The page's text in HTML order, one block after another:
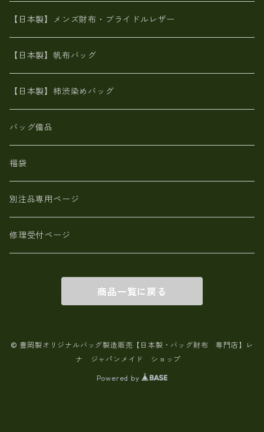
メタリック
MAISON de HIROAN 【日本製】メンズ 財布
栃木レザー 【日本製】メンズ 財布
革小物・財布【日本製】メンズ レディース
【日本製】メンズ 財布 アザラシ革(シールスキン)
【日本製】メンズ財布・ブライドルレザー
【日本製】帆布バッグ
【日本製】柿渋染めバッグ
バッグ備品
福袋
別注品専用ページ
修理受付ページ
商品一覧に戻る
© 豊岡製オリジナルバッグ製造販売【日本製・バッグ財布 専門店】レ
ナ ジャパンメイド ショップ
Powered by